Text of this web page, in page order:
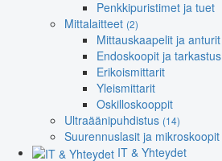
Penkkipuristimet ja tuet
Mittalaitteet (2)
Mittauskaapelit ja anturit
Endoskoopit ja tarkastus
Erikoismittarit
Yleismittarit
Oskilloskooppit
Ultraäänipuhdistus (14)
Suurennuslasit ja mikroskoopit
IT & Yhteydet